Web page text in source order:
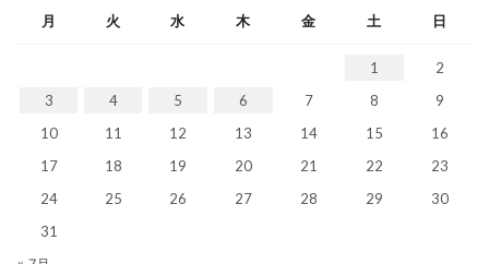
月 火 水 木 金 土 日
1
2
3
4 5 6 7 8
9
10
11 12 13 14 15
16
17
18 19 20 21 22
23
24
25 26 27 28 29
30
31